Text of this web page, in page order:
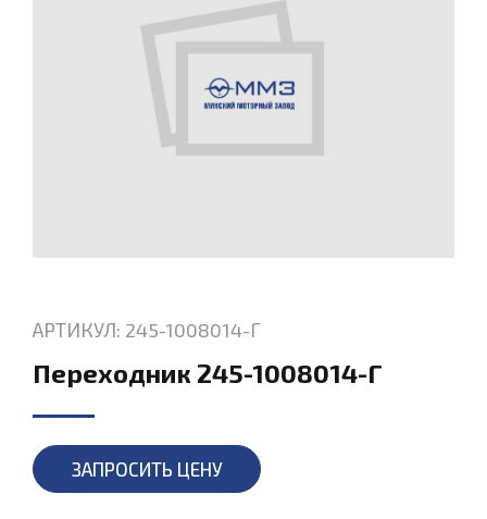
АРТИКУЛ: 245-1008014-Г
Переходник 245-1008014-Г
ЗАПРОСИТЬ ЦЕНУ